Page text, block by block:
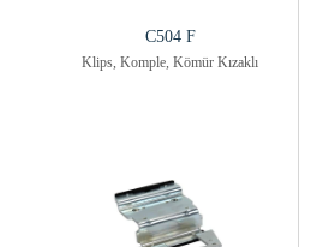
C504 F
Klips, Komple, Kömür Kızaklı